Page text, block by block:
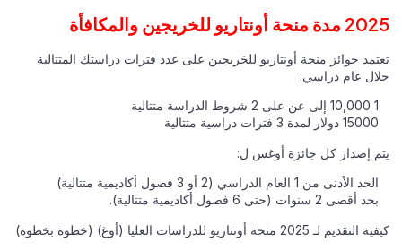
2025 مدة منحة أونتاريو للخريجين والمكافأة
تعتمد جوائز منحة أونتاريو للخريجين على عدد فترات دراستك المتتالية
خلال عام دراسي:
يتم إصدار كل جائزة أوغس ل:
الحد الأدنى من 1 العام الدراسي (2 أو 3 فصول أكاديمية متتالية)
بحد أقصى 2 سنوات (حتى 6 فصول أكاديمية متتالية).
كيفية التقديم لـ 2025 منحة أونتاريو للدراسات العليا (أوغ) (خطوة بخطوة)